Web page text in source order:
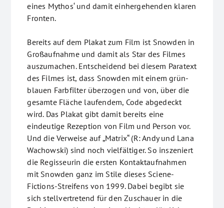
eines Mythos‘ und damit einhergehenden klaren
Fronten.
Bereits auf dem Plakat zum Film ist Snowden in
Großaufnahme und damit als Star des Filmes
auszumachen. Entscheidend bei diesem Paratext
des Filmes ist, dass Snowden mit einem grün-
blauen Farbfilter überzogen und von, über die
gesamte Fläche laufendem, Code abgedeckt
wird. Das Plakat gibt damit bereits eine
eindeutige Rezeption von Film und Person vor.
Und die Verweise auf „Matrix“ (R: Andy und Lana
Wachowski) sind noch vielfältiger. So inszeniert
die Regisseurin die ersten Kontaktaufnahmen
mit Snowden ganz im Stile dieses Sciene-
Fictions-Streifens von 1999. Dabei begibt sie
sich stellvertretend für den Zuschauer in die